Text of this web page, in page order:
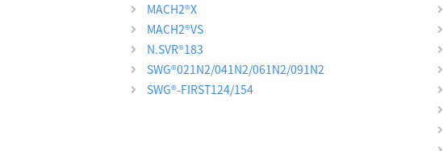
MACH2®X
MACH2®VS
N.SVR®183
SWG®021N2/041N2/061N2/091N2
SWG®-FIRST124/154